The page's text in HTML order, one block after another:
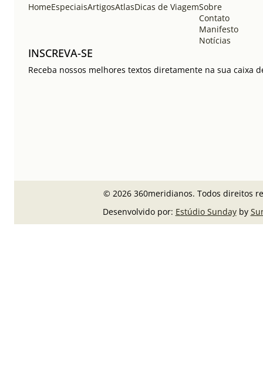
HomeEspeciaisArtigosAtlasDicas de ViagemSobre
Contato
Manifesto
Notícias
INSCREVA-SE
Receba nossos melhores textos diretamente na sua caixa
© 2026 360meridianos. Todos direitos
Desenvolvido por: Estúdio Sundayby